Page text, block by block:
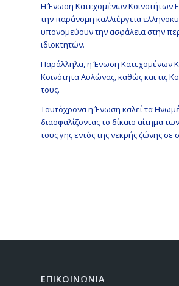
Η Ένωση Κατεχομένων Κοινοτήτων
την παράνομη καλλιέργεια
υπονομεύουν την ασφάλεια στην
ιδιοκτητών.
Παράλληλα, η Ένωση Κατεχομένων
Κοινότητα Αυλώνας, καθώς και τις
τους.
Ταυτόχρονα η Ένωση καλεί τα
διασφαλίζοντας το δίκαιο αίτημα
τους γης εντός της νεκρής ζώνης
ΕΠΙΚΟΙΝΩΝΙΑ